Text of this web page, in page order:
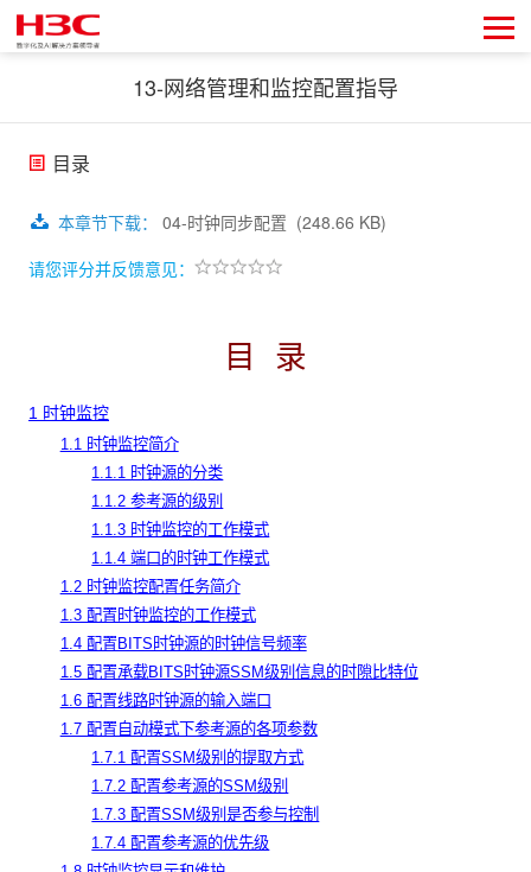
13-网络管理和监控配置指导
目录
本章节下载： 04-时钟同步配置 (248.66 KB)
请您评分并反馈意见：
目 录
1 时钟监控
1.1 时钟监控简介
1.1.1 时钟源的分类
1.1.2 参考源的级别
1.1.3 时钟监控的工作模式
1.1.4 端口的时钟工作模式
1.2 时钟监控配置任务简介
1.3 配置时钟监控的工作模式
1.4 配置BITS时钟源的时钟信号频率
1.5 配置承载BITS时钟源SSM级别信息的时隙比特位
1.6 配置线路时钟源的输入端口
1.7 配置自动模式下参考源的各项参数
1.7.1 配置SSM级别的提取方式
1.7.2 配置参考源的SSM级别
1.7.3 配置SSM级别是否参与控制
1.7.4 配置参考源的优先级